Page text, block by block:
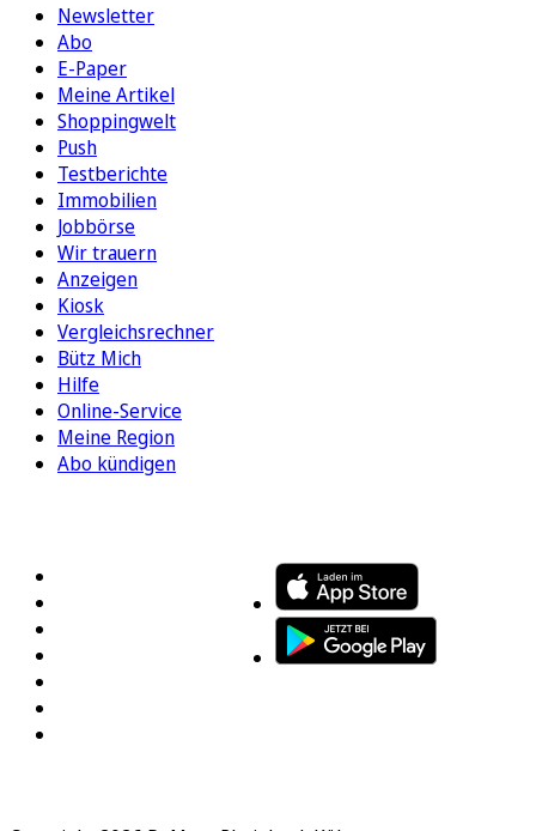
Newsletter
Abo
E-Paper
Meine Artikel
Shoppingwelt
Push
Testberichte
Immobilien
Jobbörse
Wir trauern
Anzeigen
Kiosk
Vergleichsrechner
Bütz Mich
Hilfe
Online-Service
Meine Region
Abo kündigen